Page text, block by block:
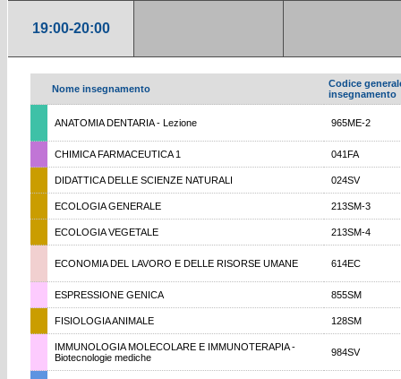
19:00-20:00
Nome insegnamento
Codice
insegnamento
ANATOMIA DENTARIA - Lezione 965ME-2
CHIMICA FARMACEUTICA 1 041FA
DIDATTICA DELLE SCIENZE NATURALI 024SV
ECOLOGIA GENERALE 213SM-3
ECOLOGIA VEGETALE 213SM-4
ECONOMIA DEL LAVORO E DELLE RISORSE UMANE 614EC
ESPRESSIONE GENICA 855SM
FISIOLOGIA ANIMALE 128SM
IMMUNOLOGIA MOLECOLARE E IMMUNOTERAPIA -
Biotecnologie mediche
984SV